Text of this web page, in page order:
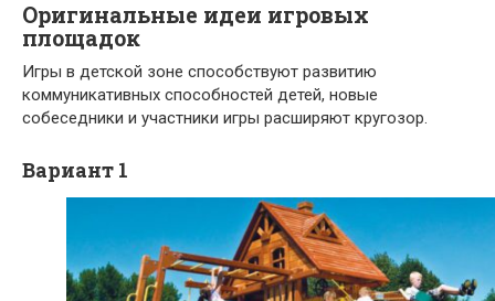
Оригинальные идеи игровых
площадок
Игры в детской зоне способствуют развитию
коммуникативных способностей детей, новые
собеседники и участники игры расширяют кругозор.
Вариант 1